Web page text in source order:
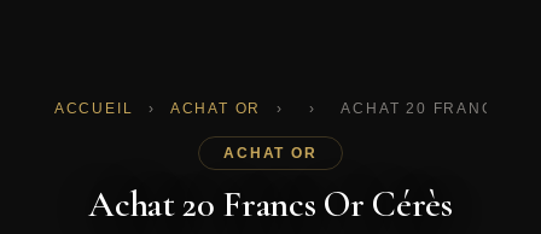
ACCUEIL › ACHAT OR › › ACHAT 20 FRANCS
ACHAT OR
Achat 20 Francs Or Cérès